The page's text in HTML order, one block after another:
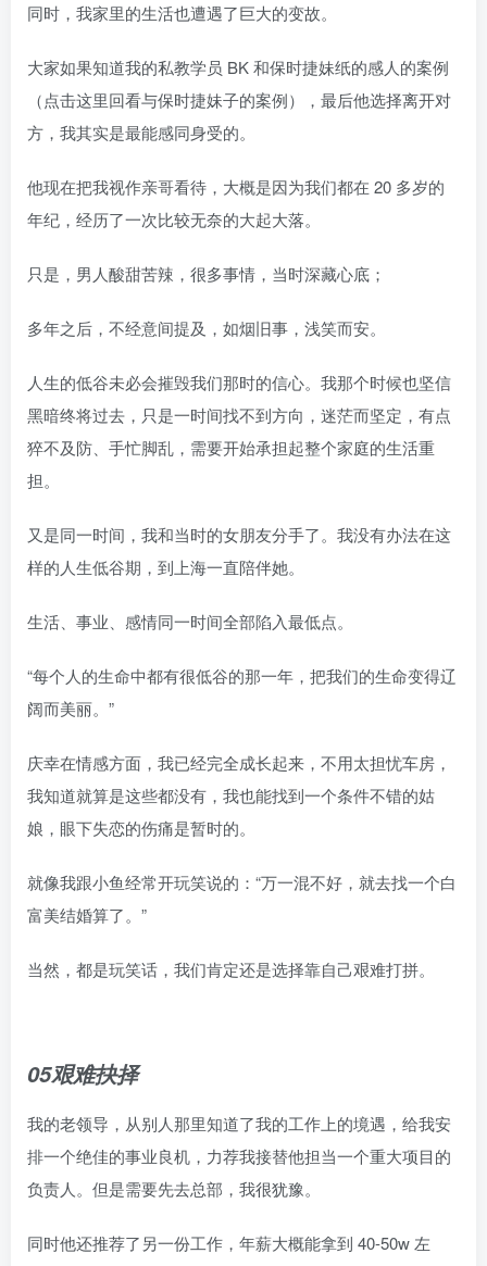
同时，我家里的生活也遭遇了巨大的变故。
大家如果知道我的私教学员 BK 和保时捷妹纸的感人的案例
（点击这里回看与保时捷妹子的案例），最后他选择离开对
方，我其实是最能感同身受的。
他现在把我视作亲哥看待，大概是因为我们都在 20 多岁的
年纪，经历了一次比较无奈的大起大落。
只是，男人酸甜苦辣，很多事情，当时深藏心底；
多年之后，不经意间提及，如烟旧事，浅笑而安。
人生的低谷未必会摧毁我们那时的信心。我那个时候也坚信
黑暗终将过去，只是一时间找不到方向，迷茫而坚定，有点
猝不及防、手忙脚乱，需要开始承担起整个家庭的生活重
担。
又是同一时间，我和当时的女朋友分手了。我没有办法在这
样的人生低谷期，到上海一直陪伴她。
生活、事业、感情同一时间全部陷入最低点。
“每个人的生命中都有很低谷的那一年，把我们的生命变得辽
阔而美丽。”
庆幸在情感方面，我已经完全成长起来，不用太担忧车房，
我知道就算是这些都没有，我也能找到一个条件不错的姑
娘，眼下失恋的伤痛是暂时的。
就像我跟小鱼经常开玩笑说的：“万一混不好，就去找一个白
富美结婚算了。”
当然，都是玩笑话，我们肯定还是选择靠自己艰难打拼。
05艰难抉择
我的老领导，从别人那里知道了我的工作上的境遇，给我安
排一个绝佳的事业良机，力荐我接替他担当一个重大项目的
负责人。但是需要先去总部，我很犹豫。
同时他还推荐了另一份工作，年薪大概能拿到 40-50w 左